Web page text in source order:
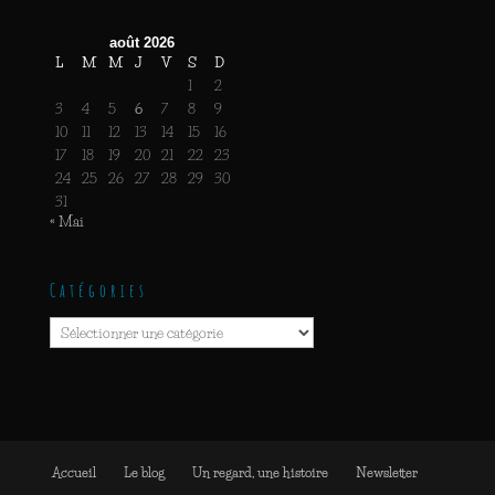
août 2026
L M M J V S
D
1
2
3
4 5 6 7 8
9
10
11 12 13 14 15
16
17
18 19 20 21 22
23
24
25 26 27 28 29
30
31
« Mai
Catégories
Catégories
Accueil Le blog Un regard, une histoire
Newsletter